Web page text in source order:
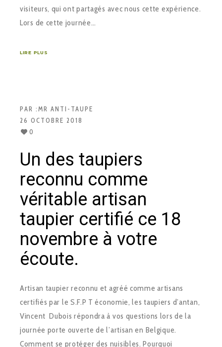
visiteurs, qui ont partagés avec nous cette expérience.
Lors de cette journée…
LIRE PLUS
PAR :MR ANTI-TAUPE
26 OCTOBRE 2018
0
Un des taupiers
reconnu comme
véritable artisan
taupier certifié ce 18
novembre à votre
écoute.
Artisan taupier reconnu et agréé comme artisans
certifiés par le S.F.P T économie, les taupiers d’antan,
Vincent Dubois répondra à vos questions lors de la
journée porte ouverte de l’artisan en Belgique.
Comment se protéger des nuisibles. Pourquoi